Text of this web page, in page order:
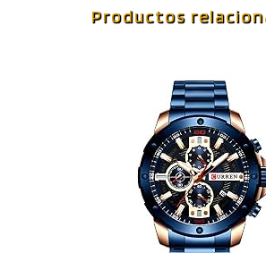
Productos